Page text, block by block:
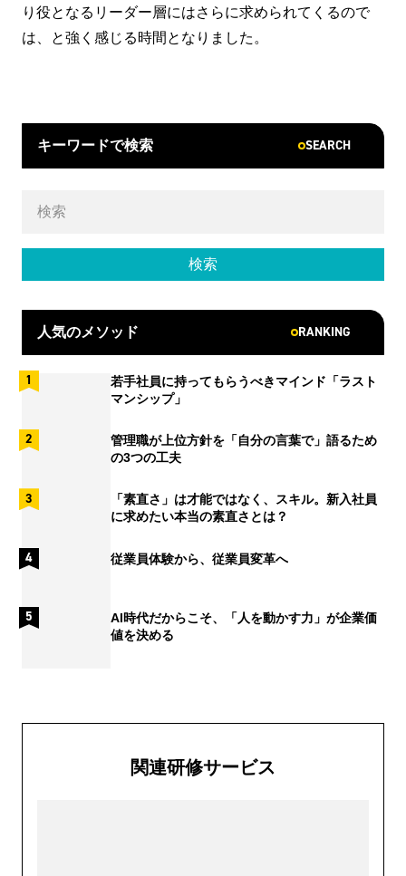
り役となるリーダー層にはさらに求められてくるので
は、と強く感じる時間となりました。
キーワードで検索 SEARCH
人気のメソッド RANKING
若手社員に持ってもらうべきマインド「ラスト
マンシップ」
管理職が上位方針を「自分の言葉で」語るため
の3つの工夫
「素直さ」は才能ではなく、スキル。新入社員
に求めたい本当の素直さとは？
従業員体験から、従業員変革へ
AI時代だからこそ、「人を動かす力」が企業価
値を決める
関連研修サービス